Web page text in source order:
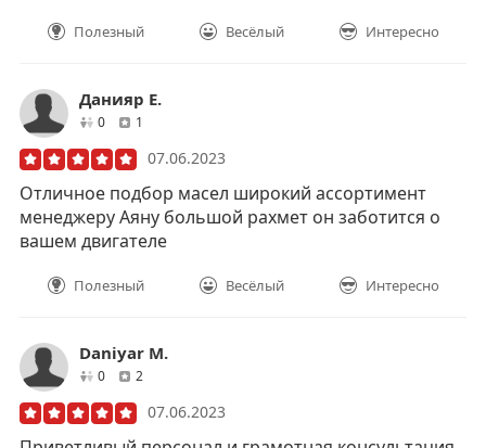
Полезный Весёлый Интересно
Данияр Е.
0друзей1
07.06.2023
Отличное подбор масел широкий ассортимент
менеджеру Аяну большой рахмет он заботится о
вашем двигателе
Полезный Весёлый Интересно
Daniyar M.
0друзей
2
07.06.2023